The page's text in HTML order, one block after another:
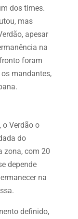
dos times.
mas
apesar
na
foram
mandantes,
o Verdão o
do
zona, com 20
depende
na
definido,